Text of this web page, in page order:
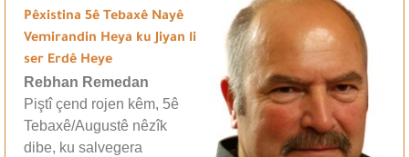
Pêxistina 5ê Tebaxê Nayê
Vemirandin Heya ku Jiyan li
ser Erdê Heye
Rebhan Remedan
Piştî çend rojen kêm, 5ê
Tebaxê/Augustê nêzîk
dibe, ku salvegera